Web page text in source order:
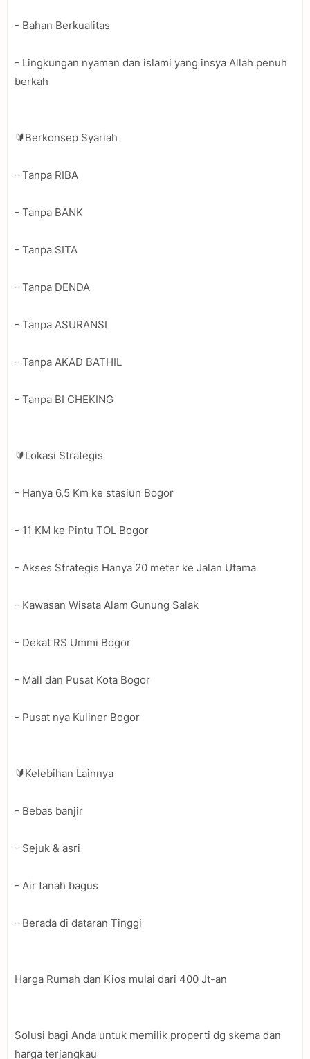
- Bahan Berkualitas
- Lingkungan nyaman dan islami yang insya Allah penuh
berkah
🔰Berkonsep Syariah
- Tanpa RIBA
- Tanpa BANK
- Tanpa SITA
- Tanpa DENDA
- Tanpa ASURANSI
- Tanpa AKAD BATHIL
- Tanpa BI CHEKING
🔰Lokasi Strategis
- Hanya 6,5 Km ke stasiun Bogor
- 11 KM ke Pintu TOL Bogor
- Akses Strategis Hanya 20 meter ke Jalan Utama
- Kawasan Wisata Alam Gunung Salak
- Dekat RS Ummi Bogor
- Mall dan Pusat Kota Bogor
- Pusat nya Kuliner Bogor
🔰Kelebihan Lainnya
- Bebas banjir
- Sejuk & asri
- Air tanah bagus
- Berada di dataran Tinggi
Harga Rumah dan Kios mulai dari 400 Jt-an
Solusi bagi Anda untuk memilik properti dg skema dan
harga terjangkau